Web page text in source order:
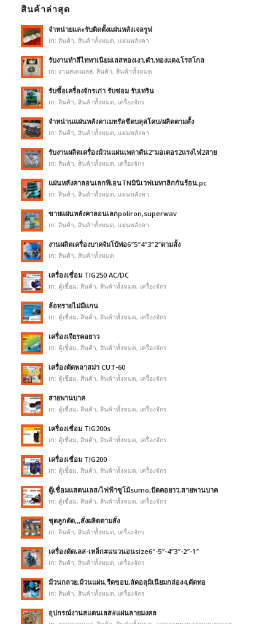
สินค้าล่าสุด
จำหน่ายและรับติดตั้งแผ่นหลังเจลรูฟ
in: สินค้า, สินค้าทั้งหมด, แผ่นหลังคา
รับงานทำสีไททาเนียมเลสทองเงา,ดำ,ทองแดง,โรสโกล
in: งานสเตนเลส, สินค้า, สินค้าทั้งหมด
รับซื้อเครื่องจักรเก่า รับซ่อม รับเทริน
in: สินค้า, สินค้าทั้งหมด, เครื่องจักร
จำหน่านแผ่นหลังคาเมทรัลชีตบลุสโคบ/ผลิตตามสั้ง
in: สินค้า, สินค้าทั้งหมด, แผ่นหลังคา
รับงานผลิตเครื่องม้วนแผ่นเพลาตัน2″มอเตอร2แรงไฟ2สาย
in: สินค้า, สินค้าทั้งหมด, เครื่องจักร
แผ่นหลังคาลอนเลกทีเอนTNมินิเวฟเมทาลิกกันร้อน,pc
in: สินค้า, สินค้าทั้งหมด, แผ่นหลังคา
ขายแผ่นหลังคาลอนเลกpoliron,superwav
in: สินค้า, สินค้าทั้งหมด, แผ่นหลังคา
งานผลิตเครื่องบาคจัมโบ้ท่อ6″5″4″3″2″ตามสั้ง
in: สินค้า, สินค้าทั้งหมด
เครื่องเชื่อม TIG250 AC/DC
in: ตู้เชื่อม, สินค้า, สินค้าทั้งหมด, เครื่องจักร
ล้อทรายไม่มีแกน
in: ตู้เชื่อม, สินค้า, สินค้าทั้งหมด, เครื่องจักร
เครื่องเจียรคอยาว
in: ตู้เชื่อม, สินค้า, สินค้าทั้งหมด, เครื่องจักร
เครื่องตัดพลาสม่า CUT-60
in: ตู้เชื่อม, สินค้า, สินค้าทั้งหมด, เครื่องจักร
สายพานบาค
in: ตู้เชื่อม, สินค้า, สินค้าทั้งหมด, เครื่องจักร
เครื่องเชื่อม TIG200s
in: ตู้เชื่อม, สินค้า, สินค้าทั้งหมด, เครื่องจักร
เครื่องเชื่อม TIG200
in: ตู้เชื่อม, สินค้า, สินค้าทั้งหมด, เครื่องจักร
ตู้เชื่อมแสตนเลส/ไฟฟ้าซูโม้sumo,ปัดคอยาว,สายพานบาค
in: ตู้เชื่อม, สินค้า, สินค้าทั้งหมด, เครื่องจักร
ชุดลูกดัด,,,สั่งผลิตตามสั่ง
in: สินค้า, สินค้าทั้งหมด, เครื่องจักร
เครื่องดัดเลส-เหล็ก#แนวนอนsize6″-5″-4″3″-2″-1″
in: สินค้า, สินค้าทั้งหมด, เครื่องจักร
ม้วนกลวย,ม้วนแผ่น,รีดขอบ,ลัดอลุมิเนียมกล่อง4,ดัดทอ
in: สินค้า, สินค้าทั้งหมด, เครื่องจักร
อุปกรณ์งานสแตนเลส#แผ่นลายมงคล